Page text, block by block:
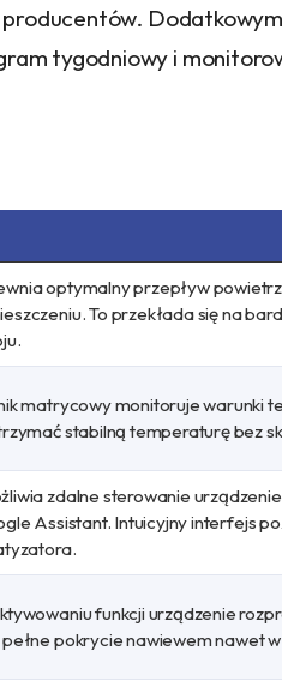
tygodniowy i
optymalny przepływ
To przekłada się na
matrycowy monitoruje warunki
stabilną temperaturę bez
zdalne sterowanie
Assistant. Intuicyjny interfejs
funkcji urządzenie
pokrycie nawiewem nawet